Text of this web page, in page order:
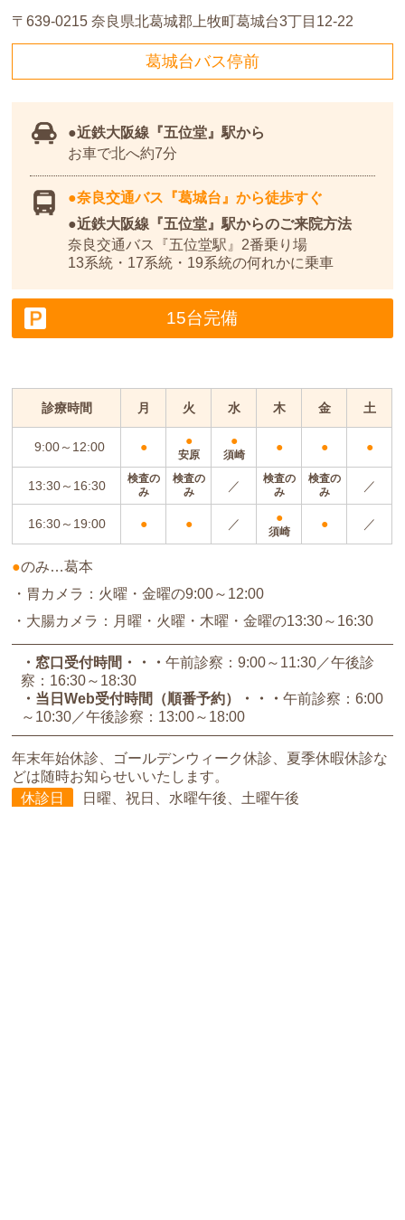
〒639-0215奈良県北葛城郡上牧町葛城台3丁目12-22
葛城台バス停前
近鉄大阪線 『五位堂』駅から
お車で北へ約7分
奈良交通バス『葛城台』から徒歩すぐ
近鉄大阪線『五位堂』駅からのご来院方法
奈良交通バス『五位堂駅』2番乗り場
13系統・17系統・19系統の何れかに乗車
15台完備
診療時間 月 火 水 木 金 土
9:00～12:00 ● ●
安原
●
須崎
● ● ●
13:30～16:30
検査の
み
検査の
み
／
検査の
み
検査の
み
／
16:30～19:00 ● ● ／ ●
須崎
● ／
●のみ…葛本
・胃カメラ：火曜・金曜の9:00～12:00
・大腸カメラ：月曜・火曜・木曜・金曜の13:30～16:30
・窓口受付時間 午前診察：9:00～11:30
午後診
察：16:30～18:30
・当日Web受付時間（順番予約）
午前診察：6:00
～10:30
午後診察：13:00～18:00
年末年始休診、ゴールデンウィーク休診、夏季休暇休診な
どは随時お知らせいいたします。
休診日
日曜、祝日、水曜午後、土曜午後